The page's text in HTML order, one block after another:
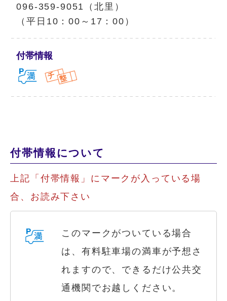
096-359-9051（北里）
（平日10：00～17：00）
付帯情報
付帯情報について
上記「付帯情報」にマークが入っている場
合、お読み下さい
このマークがついている場合
は、有料駐車場の満車が予想さ
れますので、できるだけ公共交
通機関でお越しください。